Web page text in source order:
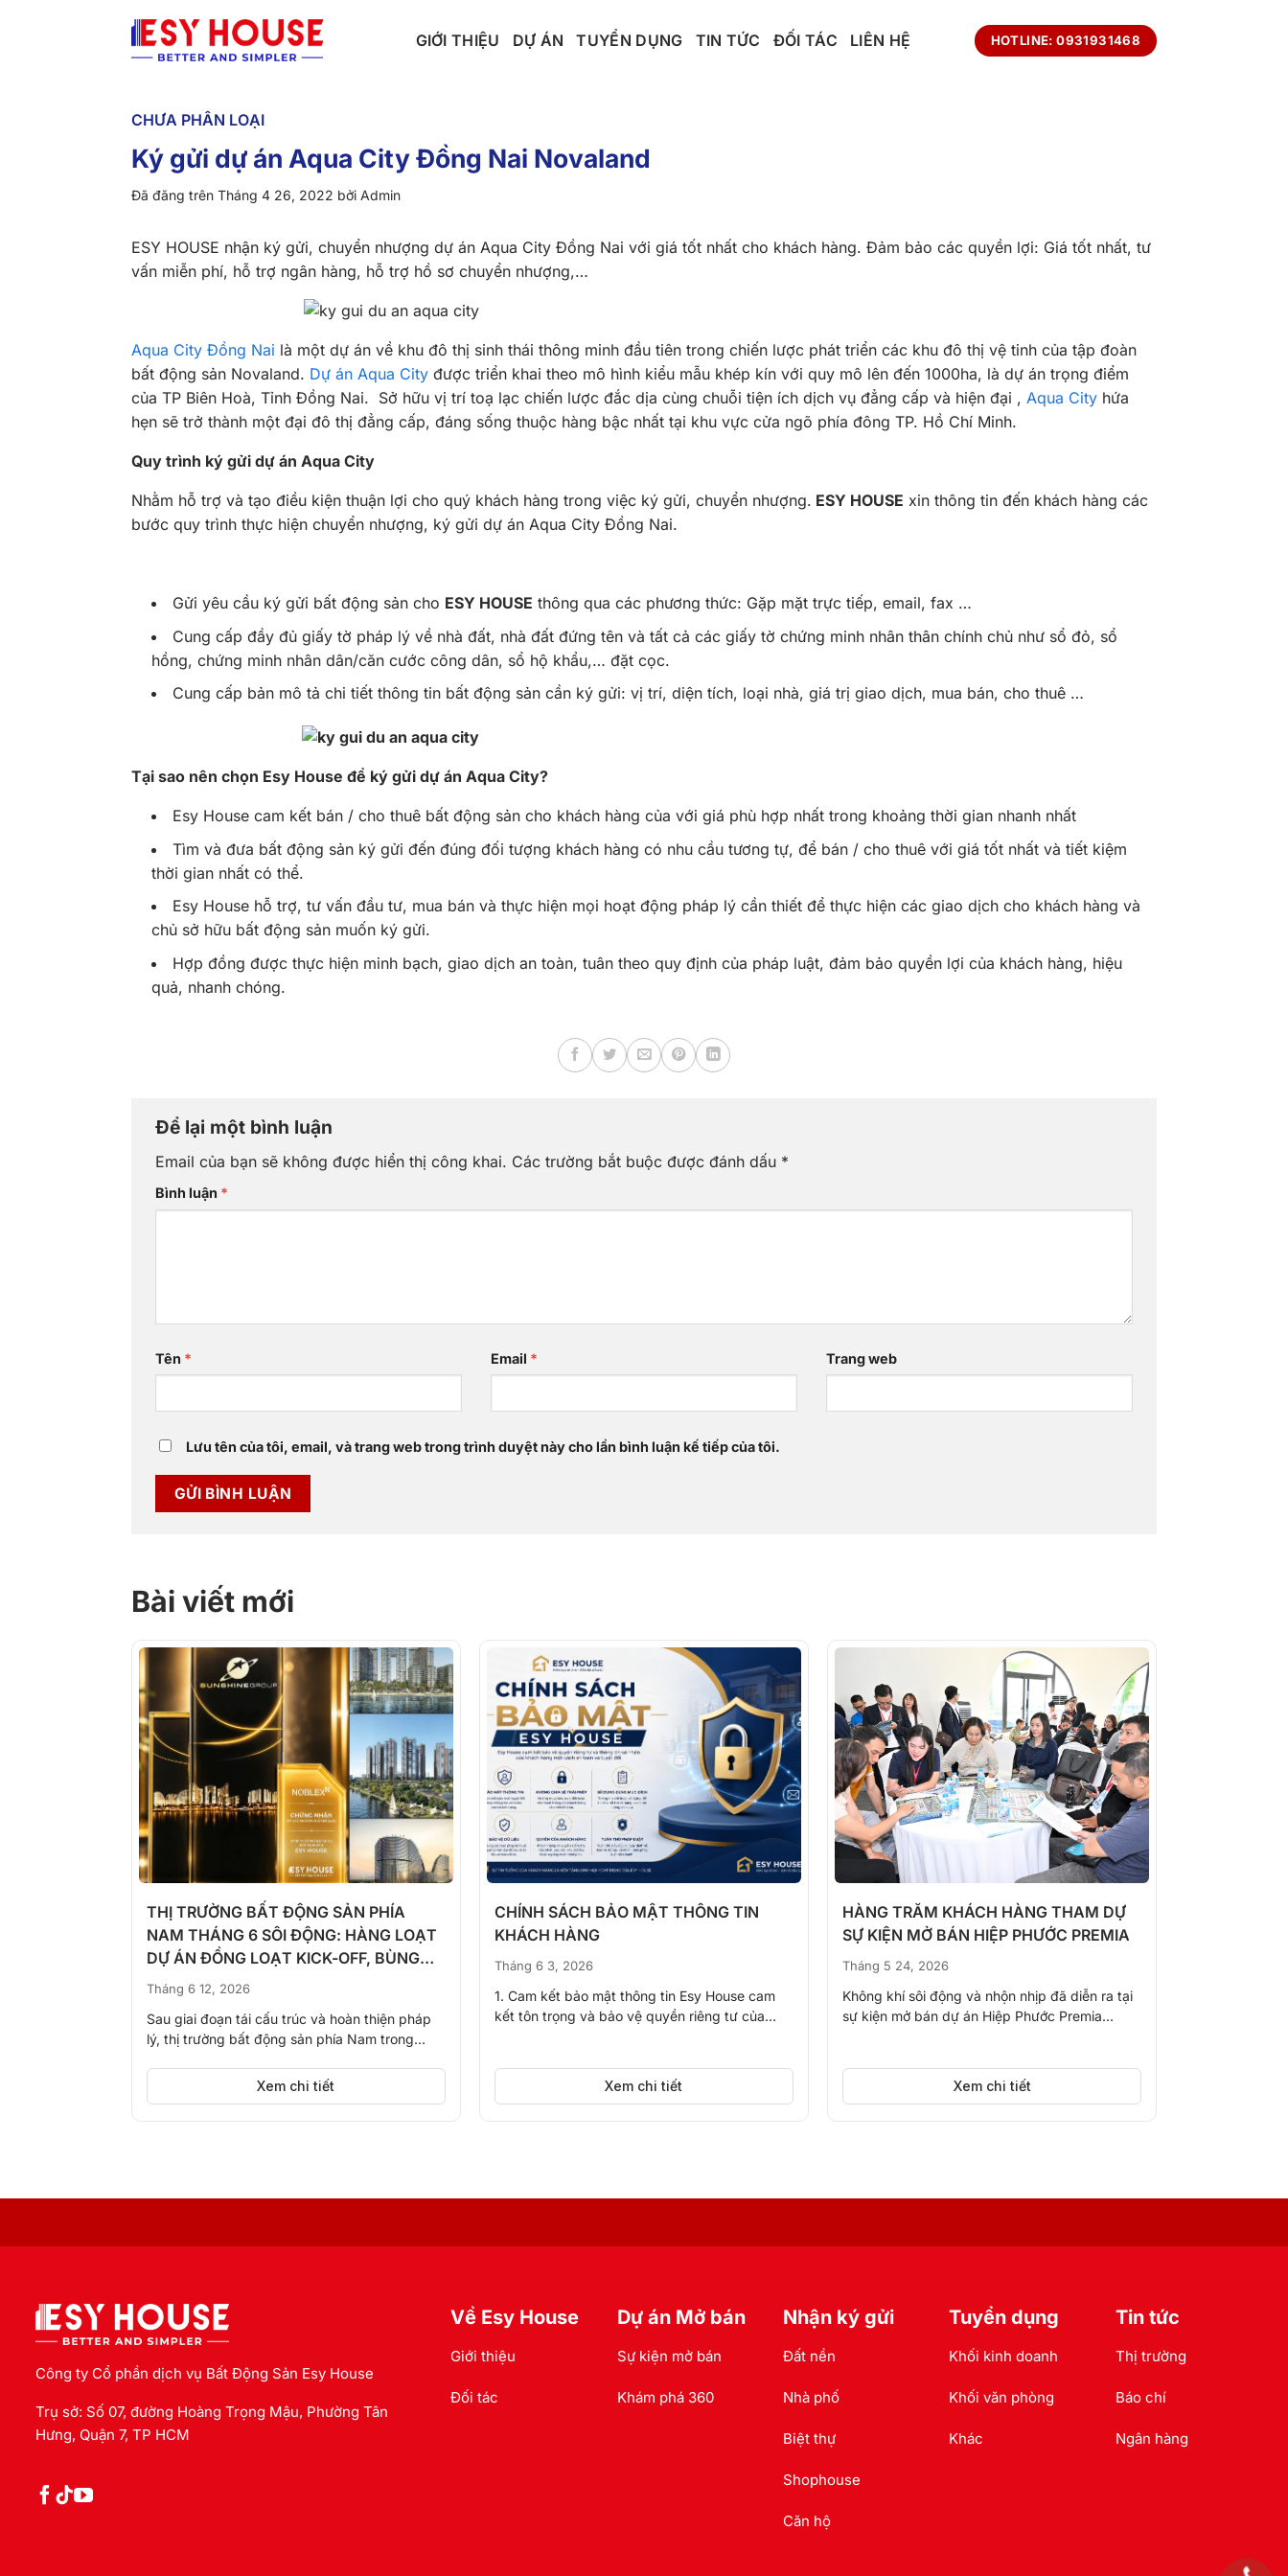
GIỚI THIỆU DỰ ÁN TUYỂN DỤNG TIN TỨC ĐỐI TÁC LIÊN HỆ HOTLINE: 0931931468
CHƯA PHÂN LOẠI
Ký gửi dự án Aqua City Đồng Nai Novaland
Đã đăng trên Tháng 4 26, 2022 bởi Admin
ESY HOUSE nhận ký gửi, chuyển nhượng dự án Aqua City Đồng Nai với giá tốt nhất cho khách hàng. Đảm bảo các quyền lợi: Giá tốt nhất, tư
vấn miễn phí, hỗ trợ ngân hàng, hỗ trợ hồ sơ chuyển nhượng,…
Aqua City Đồng Nai là một dự án về khu đô thị sinh thái thông minh đầu tiên trong chiến lược phát triển các khu đô thị vệ tinh của tập đoàn
bất động sản Novaland. Dự án Aqua City được triển khai theo mô hình kiểu mẫu khép kín với quy mô lên đến 1000ha, là dự án trọng điểm
của TP Biên Hoà, Tỉnh Đồng Nai. Sở hữu vị trí toạ lạc chiến lược đắc dịa cùng chuỗi tiện ích dịch vụ đẳng cấp và hiện đại , Aqua City hứa
hẹn sẽ trở thành một đại đô thị đẳng cấp, đáng sống thuộc hàng bậc nhất tại khu vực cửa ngõ phía đông TP. Hồ Chí Minh.
Quy trình ký gửi dự án Aqua City
Nhằm hỗ trợ và tạo điều kiện thuận lợi cho quý khách hàng trong việc ký gửi, chuyển nhượng. ESY HOUSE xin thông tin đến khách hàng các
bước quy trình thực hiện chuyển nhượng, ký gửi dự án Aqua City Đồng Nai.
Gửi yêu cầu ký gửi bất động sản cho ESY HOUSE thông qua các phương thức: Gặp mặt trực tiếp, email, fax …
Cung cấp đầy đủ giấy tờ pháp lý về nhà đất, nhà đất đứng tên và tất cả các giấy tờ chứng minh nhân thân chính chủ như sổ đỏ, sổ
hồng, chứng minh nhân dân/căn cước công dân, sổ hộ khẩu,… đặt cọc.
Cung cấp bản mô tả chi tiết thông tin bất động sản cần ký gửi: vị trí, diện tích, loại nhà, giá trị giao dịch, mua bán, cho thuê …
Tại sao nên chọn Esy House để ký gửi dự án Aqua City?
Esy House cam kết bán / cho thuê bất động sản cho khách hàng của với giá phù hợp nhất trong khoảng thời gian nhanh nhất
Tìm và đưa bất động sản ký gửi đến đúng đối tượng khách hàng có nhu cầu tương tự, để bán / cho thuê với giá tốt nhất và tiết kiệm
thời gian nhất có thể.
Esy House hỗ trợ, tư vấn đầu tư, mua bán và thực hiện mọi hoạt động pháp lý cần thiết để thực hiện các giao dịch cho khách hàng và
chủ sở hữu bất động sản muốn ký gửi.
Hợp đồng được thực hiện minh bạch, giao dịch an toàn, tuân theo quy định của pháp luật, đảm bảo quyền lợi của khách hàng, hiệu
quả, nhanh chóng.
Để lại một bình luận
Email của bạn sẽ không được hiển thị công khai. Các trường bắt buộc được đánh dấu *
Bình luận *
Tên * Email * Trang web
Lưu tên của tôi, email, và trang web trong trình duyệt này cho lần bình luận kế tiếp của tôi.
Bài viết mới
THỊ TRƯỜNG BẤT ĐỘNG SẢN PHÍA
NAM THÁNG 6 SÔI ĐỘNG: HÀNG LOẠT
DỰ ÁN ĐỒNG LOẠT KICK-OFF, BÙNG
NỔ NGUỒN CUNG
Tháng 6 12, 2026
Sau giai đoạn tái cấu trúc và hoàn thiện pháp
lý, thị trường bất động sản phía Nam trong
Xem chi tiết
CHÍNH SÁCH BẢO MẬT THÔNG TIN
KHÁCH HÀNG
Tháng 6 3, 2026
1. Cam kết bảo mật thông tin Esy House cam
kết tôn trọng và bảo vệ quyền riêng tư của...
Xem chi tiết
HÀNG TRĂM KHÁCH HÀNG THAM DỰ
SỰ KIỆN MỞ BÁN HIỆP PHƯỚC PREMIA
Tháng 5 24, 2026
Không khí sôi động và nhộn nhịp đã diễn ra tại
sự kiện mở bán dự án Hiệp Phước Premia...
Xem chi tiết
Công ty Cổ phần dịch vụ Bất Động Sản Esy House
Trụ sở: Số 07, đường Hoàng Trọng Mậu, Phường Tân
Hưng, Quận 7, TP HCM
Về Esy House
Giới thiệu
Đối tác
Dự án Mở bán
Sự kiện mở bán
Khám phá 360
Nhận ký gửi
Đất nền
Nhà phố
Biệt thự
Shophouse
Căn hộ
Tuyển dụng
Khối kinh doanh
Khối văn phòng
Khác
Tin tức
Thị trường
Báo chí
Ngân hàng